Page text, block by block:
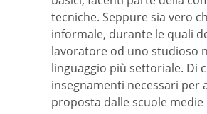
tecniche. Seppure sia vero
informale, durante le quali
lavoratore od uno studioso
linguaggio più settoriale. Di
insegnamenti necessari
proposta dalle scuole